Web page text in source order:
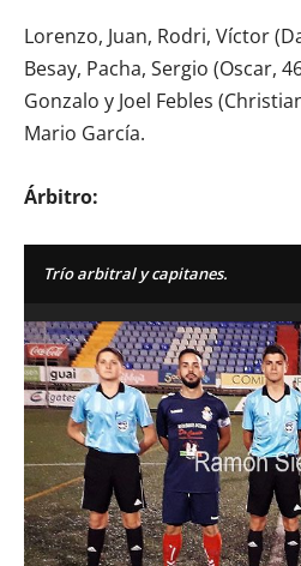
Lorenzo, Juan, Rodri, Víctor
Besay, Pacha, Sergio (Oscar,
Gonzalo y Joel Febles
Mario García.
Árbitro:
Trío arbitral y capitanes.